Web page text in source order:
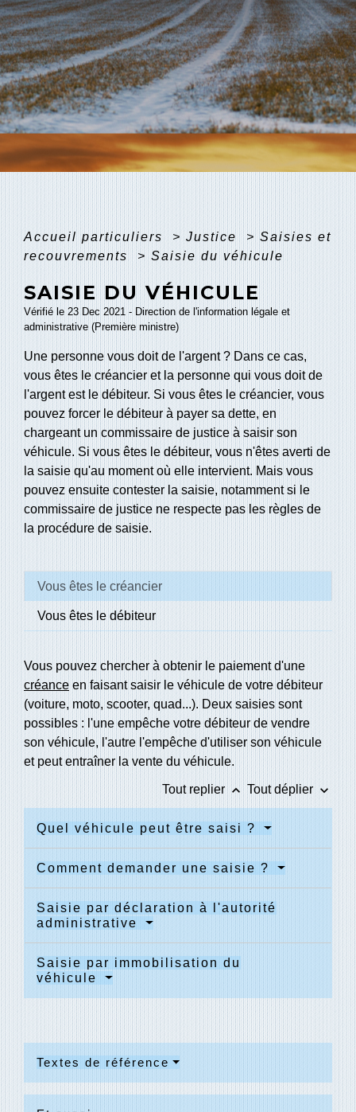
Accueil particuliers > Justice > Saisies et
recouvrements
> Saisie du véhicule
SAISIE DU VÉHICULE
Vérifié le 23 Dec 2021 - Direction de l'information légale et
administrative (Première ministre)
Une personne vous doit de l'argent ? Dans ce cas,
vous êtes le créancier et la personne qui vous doit de
l'argent est le débiteur. Si vous êtes le créancier, vous
pouvez forcer le débiteur à payer sa dette, en
chargeant un commissaire de justice à saisir son
véhicule. Si vous êtes le débiteur, vous n'êtes averti de
la saisie qu'au moment où elle intervient. Mais vous
pouvez ensuite contester la saisie, notamment si le
commissaire de justice ne respecte pas les règles de
la procédure de saisie.
Vous êtes le créancier
Vous êtes le débiteur
Vous pouvez chercher à obtenir le paiement d'une
créance en faisant saisir le véhicule de votre débiteur
(voiture, moto, scooter, quad...). Deux saisies sont
possibles : l'une empêche votre débiteur de vendre
son véhicule, l'autre l'empêche d'utiliser son véhicule
et peut entraîner la vente du véhicule.
Tout replier keyboard_arrow_up Tout déplier keyboard_arrow_down
Quel véhicule peut être saisi ?
Comment demander une saisie ?
Saisie par déclaration à l'autorité
administrative
Saisie par immobilisation du
véhicule
Textes de référence